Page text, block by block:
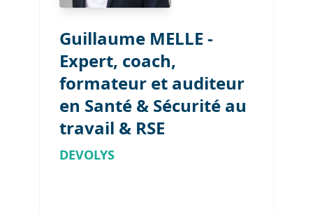
Guillaume MELLE -
Expert, coach,
formateur et auditeur
en Santé & Sécurité au
travail & RSE
DEVOLYS